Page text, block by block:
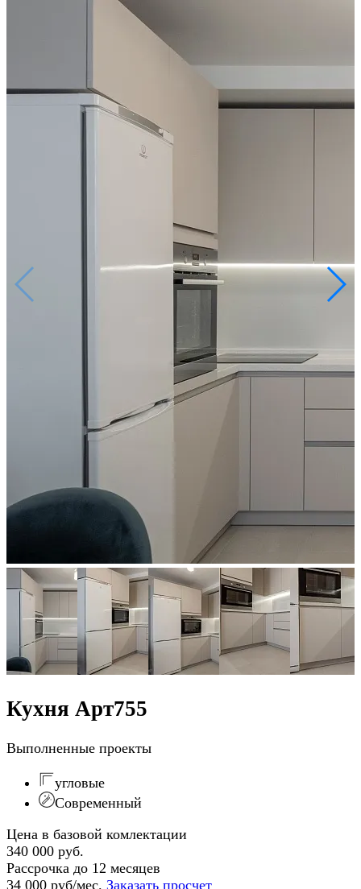
Кухня Арт755
Выполненные проекты
угловые
Современный
Цена в базовой комлектации
340 000 руб.
Рассрочка до 12 месяцев
34 000 руб/мес. Заказать просчет